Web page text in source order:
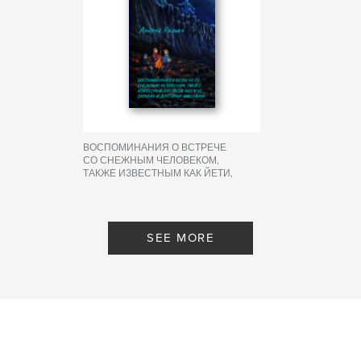
ВОСПОМИНАНИЯ О ВСТРЕЧЕ
СО СНЕЖНЫМ ЧЕЛОВЕКОМ,
ТАКЖЕ ИЗВЕСТНЫМ КАК ЙЕТИ,
SEE MORE